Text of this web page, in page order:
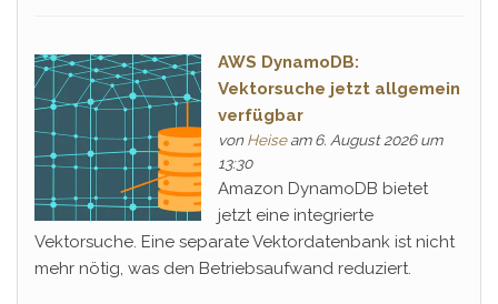
AWS DynamoDB:
Vektorsuche jetzt allgemein
verfügbar
von Heiseam 6. August 2026 um
13:30
Amazon DynamoDB bietet
jetzt eine integrierte
Vektorsuche. Eine separate Vektordatenbank ist nicht
mehr nötig, was den Betriebsaufwand reduziert.